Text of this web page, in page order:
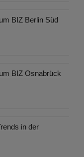
BIZ Berlin Süd
BIZ Osnabrück
in der